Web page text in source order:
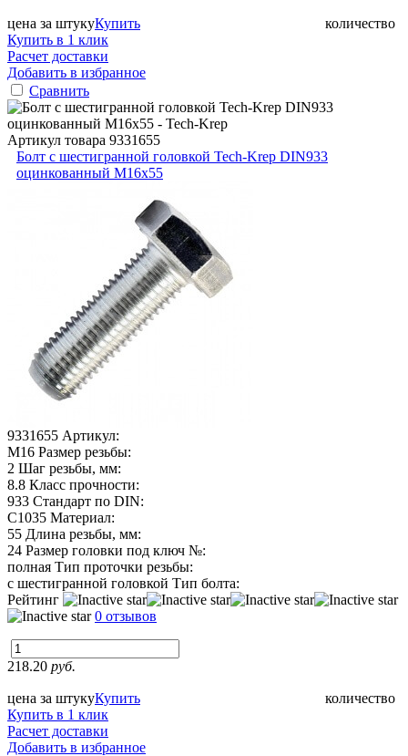
цена за штуку количество
Купить
Купить в 1 клик
Расчет доставки
Добавить в избранное
Сравнить
Артикул товара 9331655
Болт с шестигранной головкой Tech-Krep DIN933
оцинкованный М16х55
9331655 Артикул:
М16 Размер резьбы:
2 Шаг резьбы, мм:
8.8 Класс прочности:
933 Стандарт по DIN:
C1035 Материал:
55 Длина резьбы, мм:
24 Размер головки под ключ №:
полная Тип проточки резьбы:
с шестигранной головкой Тип болта:
Рейтинг
0 отзывов
218.20 руб.
цена за штуку количество
Купить
Купить в 1 клик
Расчет доставки
Добавить в избранное